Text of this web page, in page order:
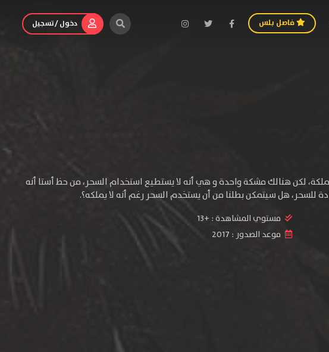
فاصل بلس دخول / تسجيل
لكن هنالك مشكة واحدة و هي أنه لا يستطيع استخدام السحر، من حظ أستا أنه
مستوي المشاهدة : +13
موعد الصدور : 2017